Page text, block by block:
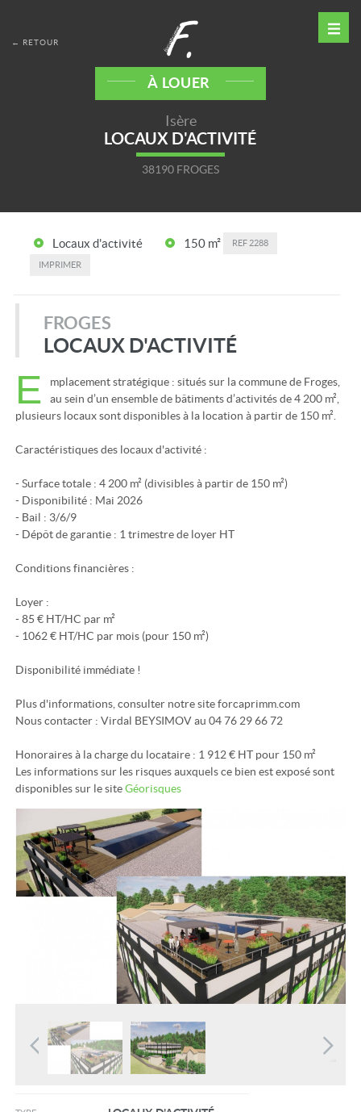
← RETOUR
À LOUER
Isère
LOCAUX D'ACTIVITÉ
38190 FROGES
Locaux d'activité 150 m² REF 2288
IMPRIMER
FROGES
LOCAUX D'ACTIVITÉ
E
mplacement stratégique : situés sur la commune de Froges,
au sein d’un ensemble de bâtiments d’activités de 4 200 m²,
plusieurs locaux sont disponibles à la location à partir de 150 m².
Caractéristiques des locaux d'activité :
- Surface totale : 4 200 m² (divisibles à partir de 150 m²)
- Disponibilité : Mai 2026
- Bail : 3/6/9
- Dépôt de garantie : 1 trimestre de loyer HT
Conditions financières :
Loyer :
- 85 € HT/HC par m²
- 1062 € HT/HC par mois (pour 150 m²)
Disponibilité immédiate !
Plus d'informations, consulter notre site forcaprimm.com
Nous contacter : Virdal BEYSIMOV au 04 76 29 66 72
Honoraires à la charge du locataire : 1 912 € HT pour 150 m²
Les informations sur les risques auxquels ce bien est exposé sont
disponibles sur le siteGéorisques